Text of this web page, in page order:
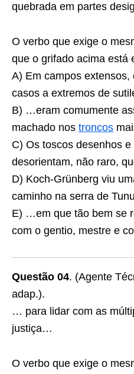
quebrada em partes
O verbo que exige o
que o grifado acima está
A) Em campos
casos a extremos de
B) …eram comumente
machado nos troncos
C) Os toscos desenhos
desorientam, não raro,
D) Koch-Grünberg viu
caminho na serra de
E) …em que tão bem se
com o gentio, mestre e
Questão 04. (Agente
adap.).
… para lidar com as
justiça…
O verbo que exige o